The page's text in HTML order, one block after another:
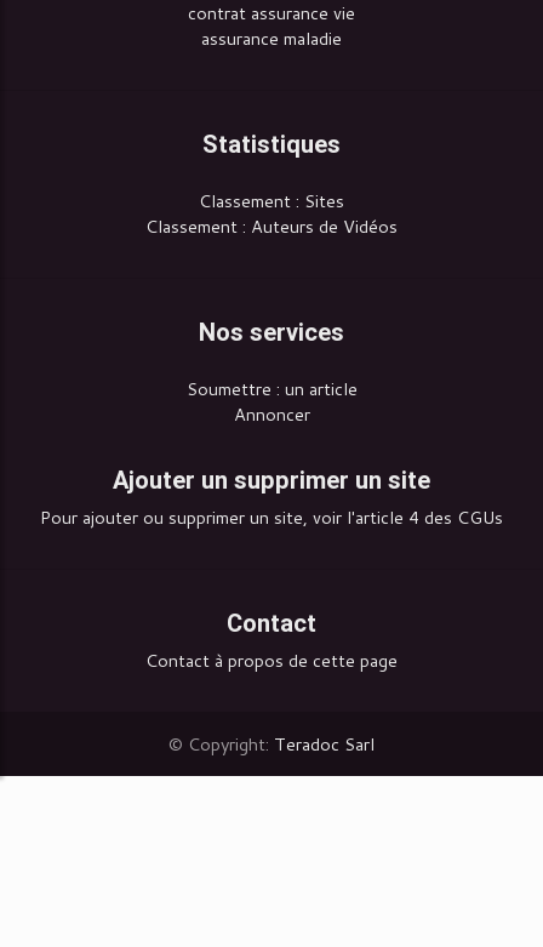
contrat assurance vie
assurance maladie
Statistiques
Classement : Sites
Classement : Auteurs de Vidéos
Nos services
Soumettre : un article
Annoncer
Ajouter un supprimer un site
Pour ajouter ou supprimer un site, voir l'article 4 des CGUs
Contact
Contact à propos de cette page
© Copyright: Teradoc Sarl